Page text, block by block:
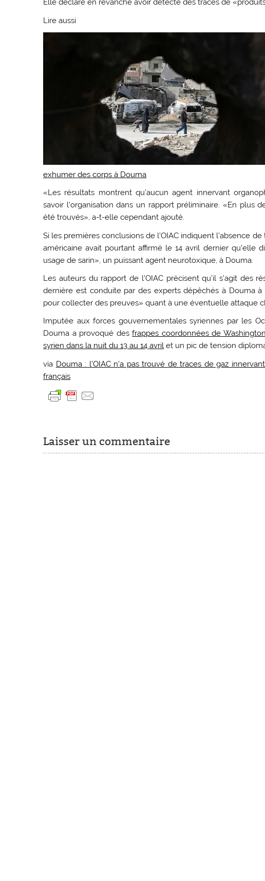
Elle déclare en revanche avoir détecté des traces de
Lire aussi
exhumer des corps à Douma
«Les résultats montrent qu’aucun agent innervant
savoir l’organisation dans un rapport préliminaire. «En plus
été trouvés», a-t-elle cependant ajouté.
Si les premières conclusions de l’OIAC indiquent l’absence
américaine avait pourtant affirmé le 14 avril dernier qu’elle
usage de sarin», un puissant agent neurotoxique, à Douma.
Les auteurs du rapport de l’OIAC précisent qu’il s’agit des
dernière est conduite par des experts dépêchés à Douma
pour collecter des preuves» quant à une éventuelle attaque
Imputée aux forces gouvernementales syriennes par les
Douma a provoqué desfrappes coordonnées de
syrien dans la nuit du 13 au 14 avril et un pic de tension
via Douma : l’OIAC n’a pas trouvé de traces de gaz
français
Laisser un commentaire